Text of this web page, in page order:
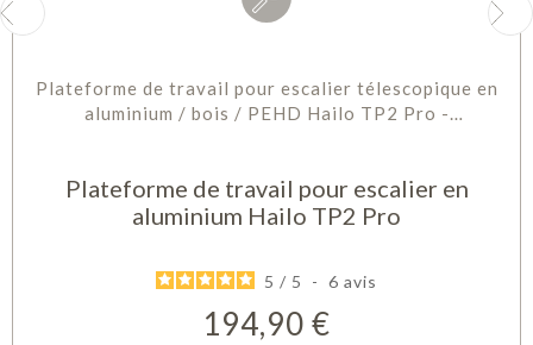
Plateforme de travail pour escalier télescopique en
aluminium / bois / PEHD Hailo TP2 Pro -
Plateforme de travail pour escalier en
aluminium Hailo TP2 Pro
5 / 5 - 6 avis
Prix
194,90 €